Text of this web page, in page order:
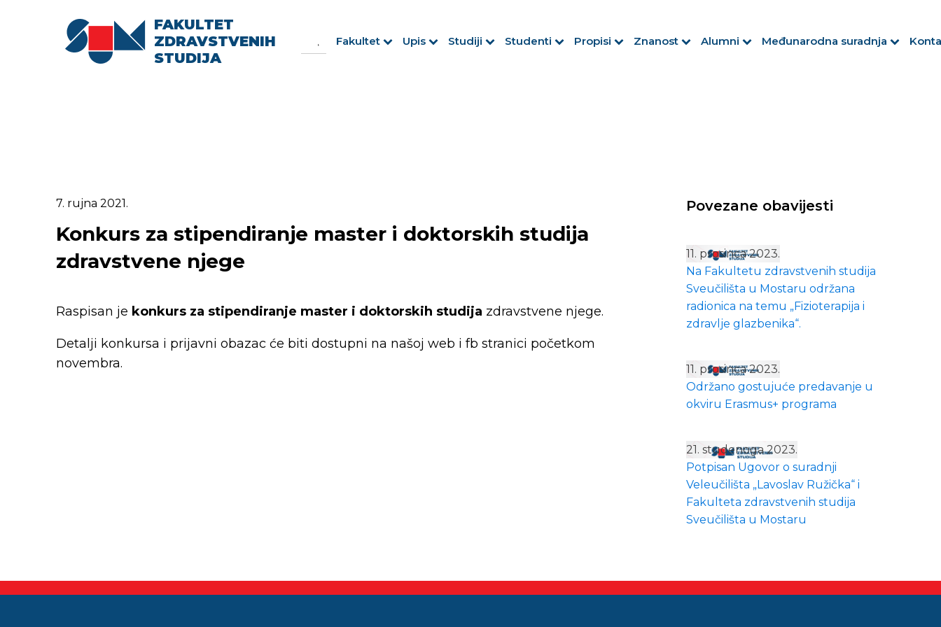
FAKULTET
ZDRAVSTVENIH
STUDIJA
for:
Fakultet Upis Studiji Studenti Propisi Znanost Alumni Međunarodna suradnja
7. rujna 2021.
Konkurs za stipendiranje master i doktorskih studija
zdravstvene njege
Raspisan je konkurs za stipendiranje master i doktorskih studija zdravstvene njege.
Detalji konkursa i prijavni obazac će biti dostupni na našoj web i fb stranici početkom
novembra.
Povezane obavijesti
11. prosinca 2023.
Na Fakultetu zdravstvenih studija
Sveučilišta u Mostaru održana
radionica na temu „Fizioterapija i
zdravlje glazbenika“.
11. prosinca 2023.
Održano gostujuće predavanje u
okviru Erasmus+ programa
21. studenoga 2023.
Potpisan Ugovor o suradnji
Veleučilišta „Lavoslav Ružička“ i
Fakulteta zdravstvenih studija
Sveučilišta u Mostaru